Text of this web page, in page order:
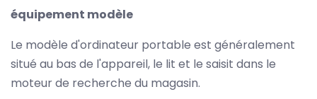
équipement modèle
Le modèle d'ordinateur portable est généralement
situé au bas de l'appareil, le lit et le saisit dans le
moteur de recherche du magasin.